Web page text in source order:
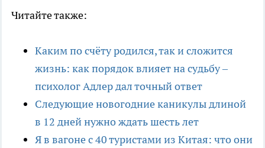
Читайте также:
Каким по счёту родился, так и сложится
жизнь: как порядок влияет на судьбу –
психолог Адлер дал точный ответ
Следующие новогодние каникулы длиной
в 12 дней нужно ждать шесть лет
Я в вагоне с 40 туристами из Китая: что они